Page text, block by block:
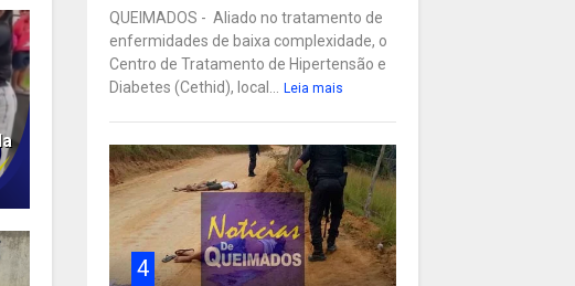
QUEIMADOS - Aliado no tratamento de
enfermidades de baixa complexidade, o
Centro de Tratamento de Hipertensão e
Diabetes (Cethid), local...
Leia mais
4